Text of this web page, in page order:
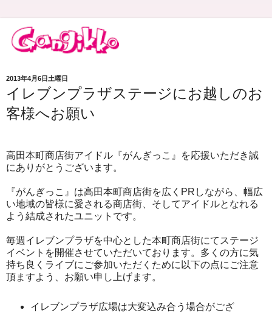
2013年4月6日土曜日
イレブンプラザステージにお越しのお
客様へお願い
高田本町商店街アイドル『がんぎっこ』を応援いただき誠
にありがとうございます。
『がんぎっこ』は高田本町商店街を広くPRしながら、幅広
い地域の皆様に愛される商店街、そしてアイドルとなれる
よう結成されたユニットです。
毎週イレブンプラザを中心とした本町商店街にてステージ
イベントを開催させていただいております。多くの方に気
持ち良くライブにご参加いただくために以下の点にご注意
頂ますよう、お願い申し上げます。
イレブンプラザ広場は大変込み合う場合がござ